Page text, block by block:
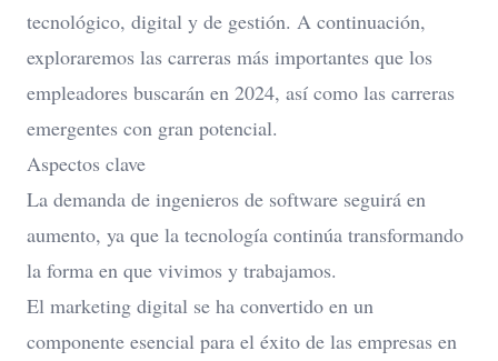
tecnológico, digital y de gestión. A continuación,
exploraremos las carreras más importantes que los
empleadores buscarán en 2024, así como las carreras
emergentes con gran potencial.
Aspectos clave
La demanda de ingenieros de software seguirá en
aumento, ya que la tecnología continúa transformando
la forma en que vivimos y trabajamos.
El marketing digital se ha convertido en un
componente esencial para el éxito de las empresas en